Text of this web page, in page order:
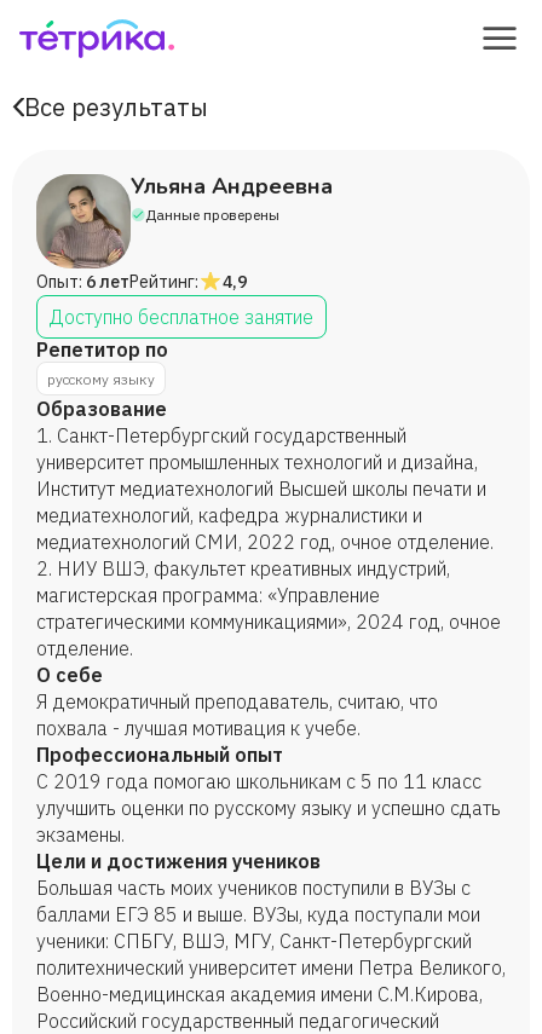
Все результаты
Ульяна Андреевна
Данные проверены
Опыт: 6 летРейтинг: 4,9
Доступно бесплатное занятие
Репетитор по
русскому языку
Образование
1. Санкт-Петербургский государственный
университет промышленных технологий и дизайна,
Институт медиатехнологий Высшей школы печати и
медиатехнологий, кафедра журналистики и
медиатехнологий СМИ, 2022 год, очное отделение.
2. НИУ ВШЭ, факультет креативных индустрий,
магистерская программа: «Управление
стратегическими коммуникациями», 2024 год, очное
отделение.
О себе
Я демократичный преподаватель, считаю, что
похвала - лучшая мотивация к учебе.
Профессиональный опыт
С 2019 года помогаю школьникам с 5 по 11 класс
улучшить оценки по русскому языку и успешно сдать
экзамены.
Цели и достижения учеников
Большая часть моих учеников поступили в ВУЗы с
баллами ЕГЭ 85 и выше. ВУЗы, куда поступали мои
ученики: СПБГУ, ВШЭ, МГУ, Санкт-Петербургский
политехнический университет имени Петра Великого,
Военно-медицинская академия имени С.М.Кирова,
Российский государственный педагогический